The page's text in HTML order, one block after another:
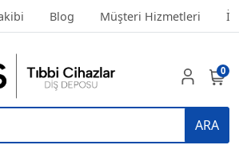
Blog Müşteri Hizmetleri
ARA
0